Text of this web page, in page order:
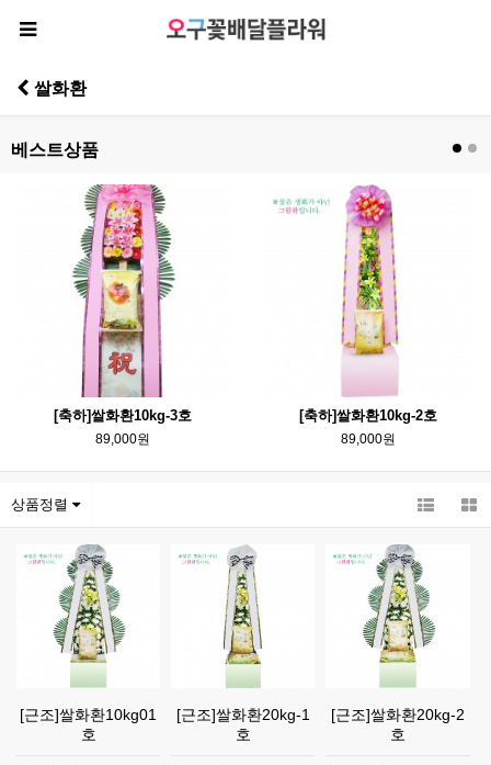
쌀화환
베스트상품
[축하]쌀화환10kg-3호
89,000원
[축하]쌀화환10kg-2호
89,000원
상품정렬
[근조]쌀화환10kg01
호
[근조]쌀화환20kg-1
호
[근조]쌀화환20kg-2
호